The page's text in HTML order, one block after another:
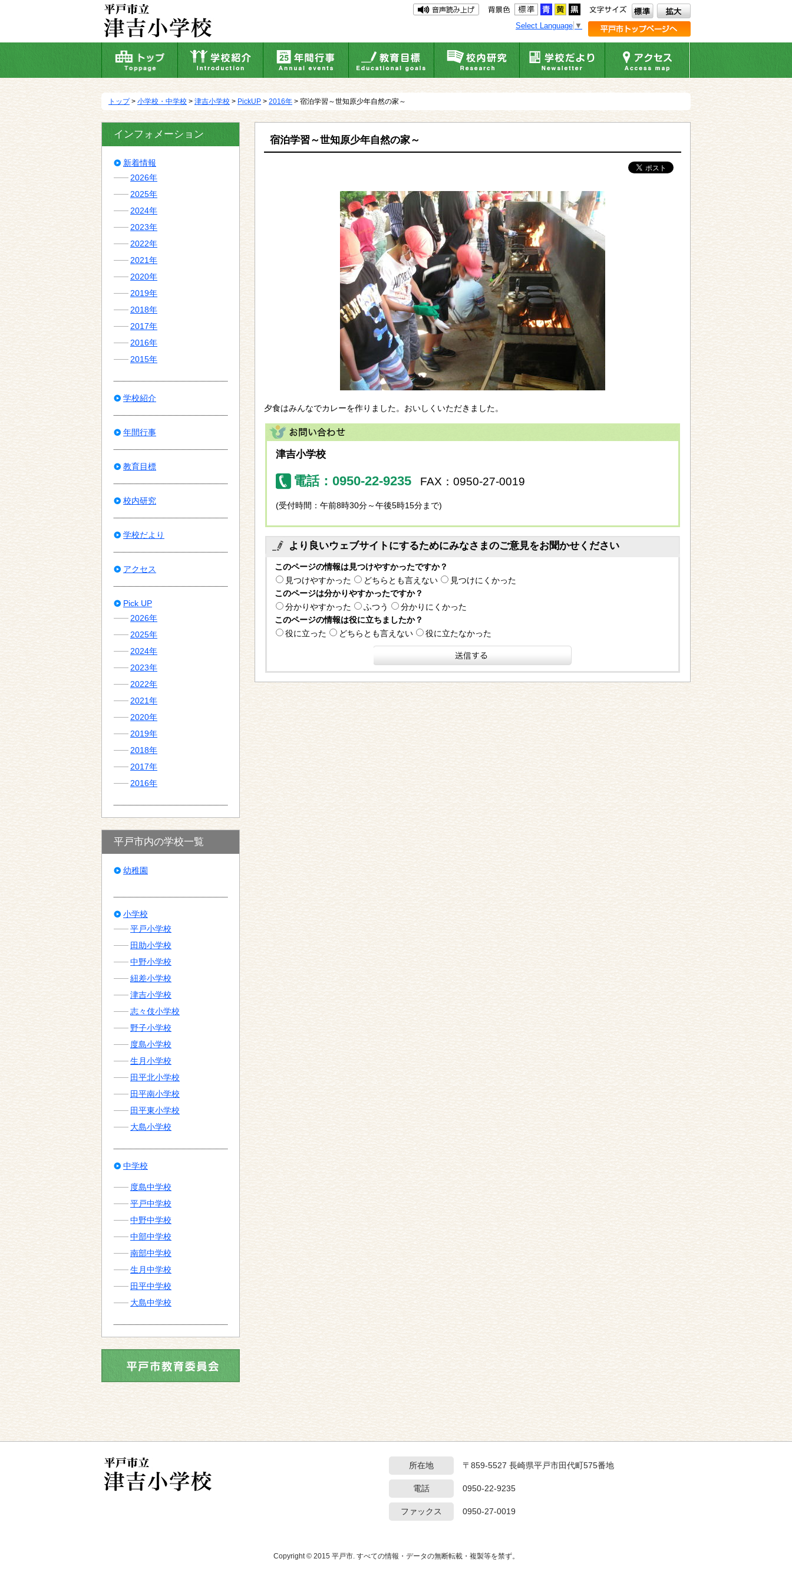
動
Select Language ▼
トップ> 小学校・中学校 > 津吉小学校 > PickUP > 2016年 > 宿泊学習～世知原少年自然の家～
宿泊学習～世知原少年自然の家～
夕食はみんなでカレーを作りました。おいしくいただきました。
津吉小学校
電話：0950-22-9235 FAX：0950-27-0019
(受付時間：午前8時30分～午後5時15分まで)
より良いウェブサイトにするためにみなさまのご意見をお聞かせください
このページの情報は見つけやすかったですか？
見つけやすかった
どちらとも言えない
見つけにくかった
このページは分かりやすかったですか？
分かりやすかった
ふつう
分かりにくかった
このページの情報は役に立ちましたか？
役に立った
どちらとも言えない 役に立たなかった
インフォメーション
新着情報
2026年
2025年
2024年
2023年
2022年
2021年
2020年
2019年
2018年
2017年
2016年
2015年
学校紹介
年間行事
教育目標
校内研究
学校だより
アクセス
Pick UP
2026年
2025年
2024年
2023年
2022年
2021年
2020年
2019年
2018年
2017年
2016年
平戸市内の学校一覧
幼稚園
小学校
平戸小学校
田助小学校
中野小学校
紐差小学校
津吉小学校
志々伎小学校
野子小学校
度島小学校
生月小学校
田平北小学校
田平南小学校
田平東小学校
大島小学校
中学校
度島中学校
平戸中学校
中野中学校
中部中学校
南部中学校
生月中学校
田平中学校
大島中学校
所在地 〒859-5527 長崎県平戸市田代町575番地
電話 0950-22-9235
ファックス 0950-27-0019
Copyright © 2015 平戸市. すべての情報・データの無断転載・複製等を禁ず。